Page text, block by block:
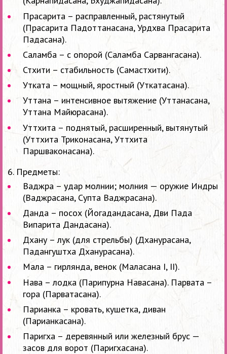
Прасарита – расправленный, растянутый
(Прасарита Падоттанасана, Урдхва Прасарита
Падасана).
Саламба – с опорой (Саламба Сарвангасана).
Стхити – стабильность (Самастхити).
Утката – мощный, яростный (Уткатасана).
Уттана – интенсивное вытяжение (Уттанасана,
Уттана Майюрасана).
Уттхита – поднятый, расширенный, вытянутый
(Уттхита Триконасана, Уттхита
Паршваконасана).
6. Предметы:
Ваджра – удар молнии; молния — оружие Индры
(Ваджрасана, Супта Ваджрасана).
Данда – посох (Йогадандасана, Дви Пада
Випарита Дандасана).
Дхану – лук (для стрельбы) (Дханурасана,
Падангуштха Дханурасана).
Мала – гирлянда, венок (Маласана I, II).
Нава – лодка (Парипурна Навасана). Парвата –
гора (Парватасана).
Парианка – кровать, кушетка, диван
(Парианкасана).
Паригха – деревянный или железный брус —
засов для ворот (Паригхасана).